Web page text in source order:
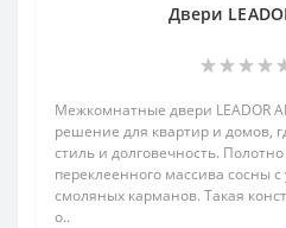
Двери
Межкомнатные двери LEADOR
решение для квартир и домов,
стиль и долговечность.
переклеенного массива сосны
смоляных карманов. Такая
о..